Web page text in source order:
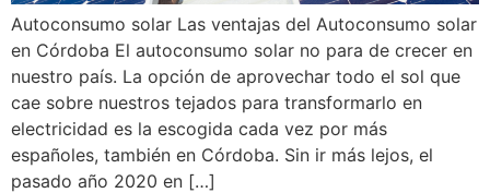
Autoconsumo solar Las ventajas del Autoconsumo solar
en Córdoba El autoconsumo solar no para de crecer en
nuestro país. La opción de aprovechar todo el sol que
cae sobre nuestros tejados para transformarlo en
electricidad es la escogida cada vez por más
españoles, también en Córdoba. Sin ir más lejos, el
pasado año 2020 en […]